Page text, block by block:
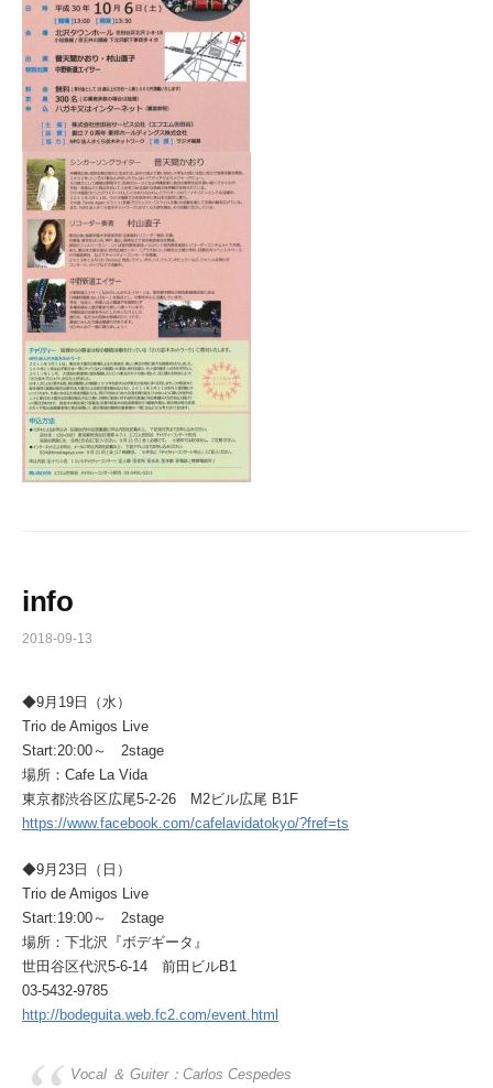
info
2018-09-13
◆9月19日（水）
Trio de Amigos Live
Start:20:00～ 2stage
場所：Cafe La Vida
東京都渋谷区広尾5-2-26 M2ビル広尾 B1F
https://www.facebook.com/cafelavidatokyo/?fref=ts
◆9月23日（日）
Trio de Amigos Live
Start:19:00～ 2stage
場所：下北沢『ボデギータ』
世田谷区代沢5-6-14 前田ビルB1
03-5432-9785
http://bodeguita.web.fc2.com/event.html
Vocal ＆ Guiter：Carlos Cespedes